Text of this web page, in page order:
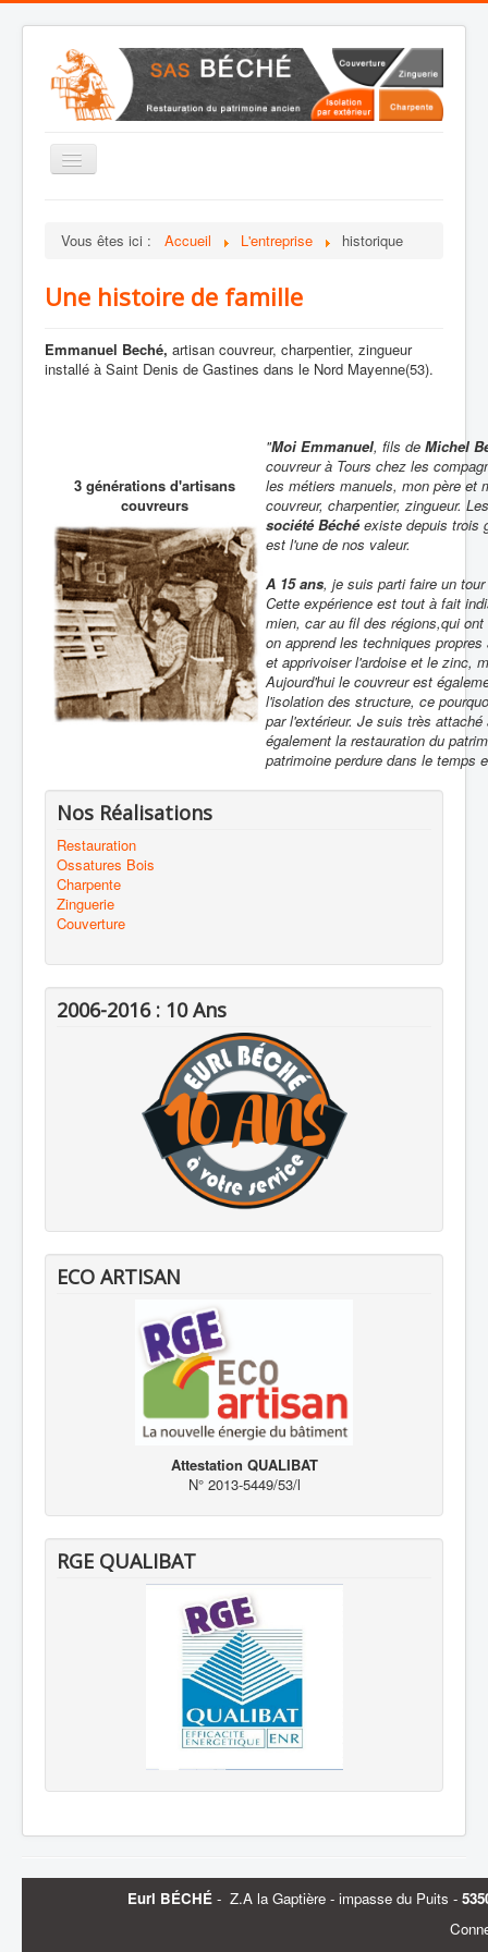
Basculer
L'entreprise
Restauration
Charpente
Vous êtes ici : Accueil L'entreprise historique
Une histoire de famille
Emmanuel Beché, artisan couvreur, charpentier, zingueur
installé à Saint Denis de Gastines dans le Nord Mayenne(53).
3 générations d'artisans
couvreurs
"Moi Emmanuel, fils de Michel
couvreur à Tours chez les
les métiers manuels, mon père et
couvreur, charpentier, zingueur.
société Béché existe depuis trois
est l'une de nos valeur.
A 15 ans, je suis parti faire un
Cette expérience est tout à fait
mien, car au fil des régions,qui
on apprend les techniques
et apprivoiser l'ardoise et le zinc,
Aujourd'hui le couvreur est
l'isolation des structure, ce
par l'extérieur. Je suis très
également la restauration du
patrimoine perdure dans le temps
Nos Réalisations
Restauration
Ossatures Bois
Charpente
Zinguerie
Couverture
2006-2016 : 10 Ans
ECO ARTISAN
Attestation QUALIBAT
N° 2013-5449/53/l
RGE QUALIBAT
Eurl BÉCHÉ- Z.A la Gaptière - impasse du Puits -